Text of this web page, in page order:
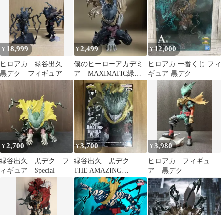
¥ 18,999
ヒロアカ 緑谷出久
黒デク フィギュア
¥2,499
僕のヒーローアカデミ
ア MAXIMATIC緑谷
出久 黒デクver
¥12,000
ヒロアカ 一番くじ フィ
ギュア 黒デク
¥2,700
緑谷出久 黒デク フ
ィギュア Special
¥3,700
緑谷出久 黒デク
THE AMAZING
HEROES PLUS
SPECIAL
¥3,980
ヒロアカ フィギュ
ア 黒デク